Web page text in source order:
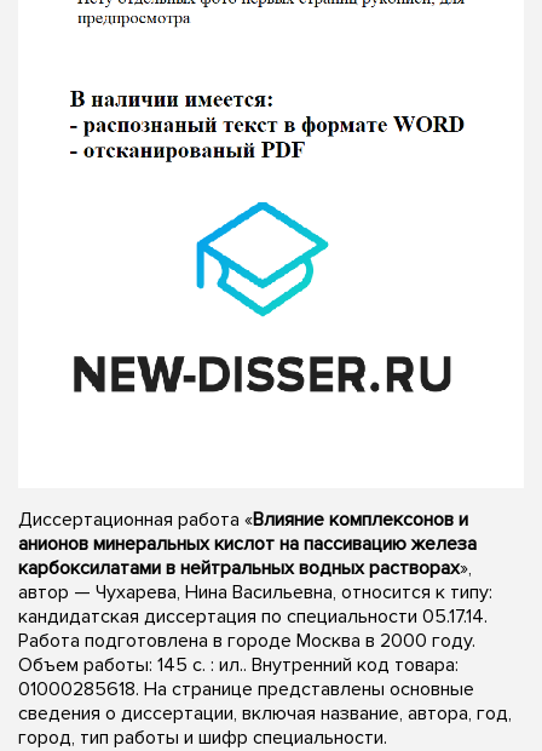
Диссертационная работа «Влияние комплексонов и
анионов минеральных кислот на пассивацию железа
карбоксилатами в нейтральных водных растворах»,
автор — Чухарева, Нина Васильевна, относится к типу:
кандидатская диссертация по специальности 05.17.14.
Работа подготовлена в городе Москва в 2000 году.
Объем работы: 145 с. : ил.. Внутренний код товара:
01000285618. На странице представлены основные
сведения о диссертации, включая название, автора, год,
город, тип работы и шифр специальности.